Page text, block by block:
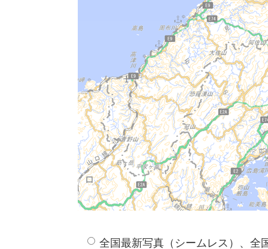
全国最新写真（シームレス）、全